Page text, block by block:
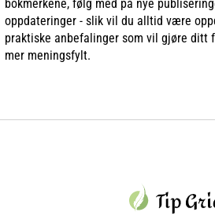
bokmerkene, følg med på nye
oppdateringer - slik vil du alltid være
praktiske anbefalinger som vil gjøre ditt
mer meningsfylt.